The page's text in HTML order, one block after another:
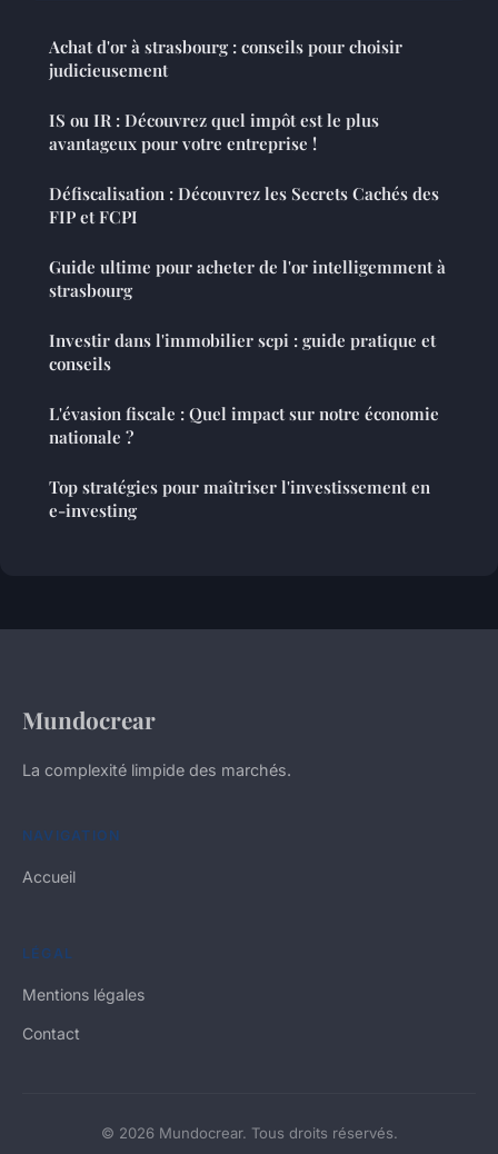
Achat d'or à strasbourg : conseils pour choisir
judicieusement
IS ou IR : Découvrez quel impôt est le plus
avantageux pour votre entreprise !
Défiscalisation : Découvrez les Secrets Cachés des
FIP et FCPI
Guide ultime pour acheter de l'or intelligemment à
strasbourg
Investir dans l'immobilier scpi : guide pratique et
conseils
L'évasion fiscale : Quel impact sur notre économie
nationale ?
Top stratégies pour maîtriser l'investissement en
e-investing
Mundocrear
La complexité limpide des marchés.
NAVIGATION
Accueil
LÉGAL
Mentions légales
Contact
© 2026 Mundocrear. Tous droits réservés.